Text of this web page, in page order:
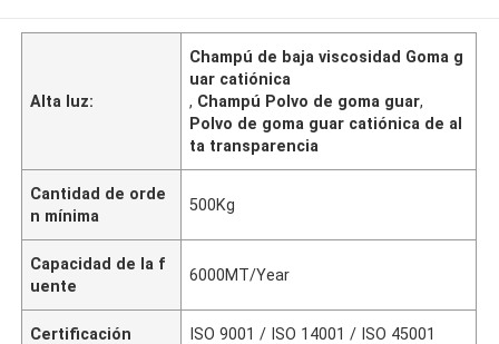
Alta luz:
Champú de baja viscosidad Goma g
uar catiónica
, Champú Polvo de goma guar,
Polvo de goma guar catiónica de al
ta transparencia
Cantidad de orde
n mínima
500Kg
Capacidad de la f
uente
6000MT/Year
Certificación ISO 9001 / ISO 14001 / ISO 45001